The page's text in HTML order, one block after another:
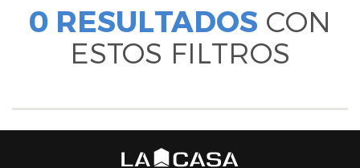
0 RESULTADOS CON
ESTOS FILTROS